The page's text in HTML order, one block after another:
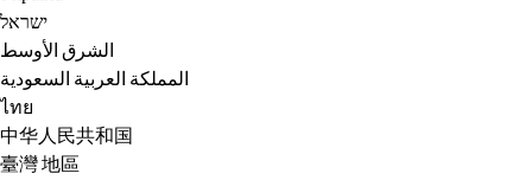
ישראל
الشرق الأوسط
المملكة العربية السعودية
ไทย
中华人民共和国
臺灣 地區